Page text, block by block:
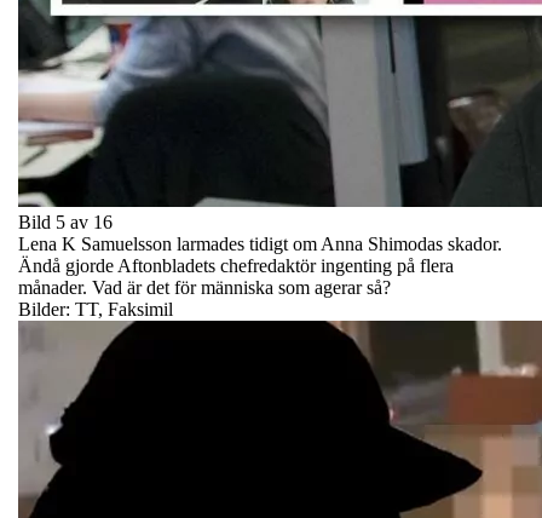
Bild 5 av 16
Lena K Samuelsson larmades tidigt om Anna Shimodas skador.
Ändå gjorde Aftonbladets chefredaktör ingenting på flera
månader. Vad är det för människa som agerar så?
Bilder: TT, Faksimil